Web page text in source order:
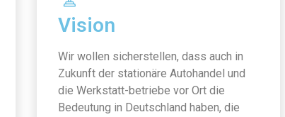
Vision
Wir wollen sicherstellen, dass auch in
Zukunft der stationäre Autohandel und
die Werkstatt-betriebe vor Ort die
Bedeutung in Deutschland haben, die